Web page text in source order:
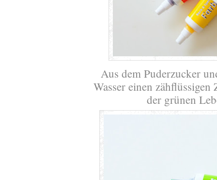
Aus dem Puderzucker
Wasser einen
der grünen